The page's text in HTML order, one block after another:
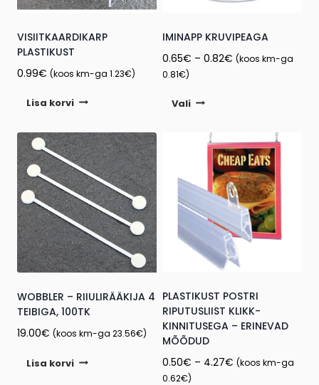
VISIITKAARDIKARP
PLASTIKUST
0.99€ (koos km-ga 1.23€)
Lisa korvi
IMINAPP KRUVIPEAGA
0.65€ – 0.82€ Price
(koos km-ga
0.81€)
Vali
multiple
variants.
The
options
may
be
chosen
the
product
page
WOBBLER – RIIULIRÄÄKIJA 4
TEIBIGA, 100TK
19.00€ (koos km-ga 23.56€)
Lisa korvi
PLASTIKUST POSTRI
RIPUTUSLIIST KLIKK-
KINNITUSEGA – ERINEVAD
MÕÕDUD
0.50€ – 4.27€ Price
(koos km-ga
0.62€)